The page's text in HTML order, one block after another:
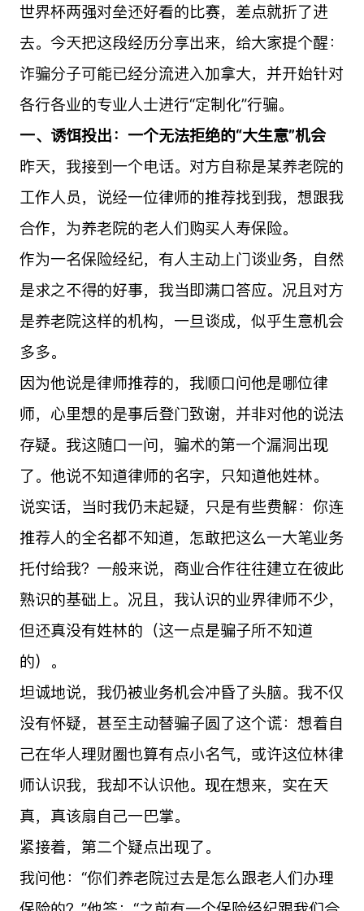
世界杯两强对垒还好看的比赛，差点就折了进
去。今天把这段经历分享出来，给大家提个醒：
诈骗分子可能已经分流进入加拿大，并开始针对
各行各业的专业人士进行“定制化”行骗。
一、诱饵投出：一个无法拒绝的“大生意”机会
昨天，我接到一个电话。对方自称是某养老院的
工作人员，说经一位律师的推荐找到我，想跟我
合作，为养老院的老人们购买人寿保险。
作为一名保险经纪，有人主动上门谈业务，自然
是求之不得的好事，我当即满口答应。况且对方
是养老院这样的机构，一旦谈成，似乎生意机会
多多。
因为他说是律师推荐的，我顺口问他是哪位律
师，心里想的是事后登门致谢，并非对他的说法
存疑。我这随口一问，骗术的第一个漏洞出现
了。他说不知道律师的名字，只知道他姓林。
说实话，当时我仍未起疑，只是有些费解：你连
推荐人的全名都不知道，怎敢把这么一大笔业务
托付给我？一般来说，商业合作往往建立在彼此
熟识的基础上。况且，我认识的业界律师不少，
但还真没有姓林的（这一点是骗子所不知道
的）。
坦诚地说，我仍被业务机会冲昏了头脑。我不仅
没有怀疑，甚至主动替骗子圆了这个谎：想着自
己在华人理财圈也算有点小名气，或许这位林律
师认识我，我却不认识他。现在想来，实在天
真，真该扇自己一巴掌。
紧接着，第二个疑点出现了。
我问他：“你们养老院过去是怎么跟老人们办理